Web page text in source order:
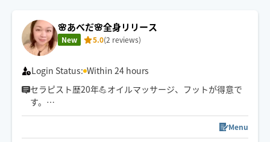
🌿時間内でボディ＋フェイシャルの組み合わせ🆗→【オ
イル＋フッド】で選択下さい
🌿簡易式ベッド（畳2畳分のスペース）持ち込み可能で
す。ご希望の場合は、″ベッド希望″とお書きください✨
🌸あべだ🌸全身リリース
New 5.0(2 reviews)
Login Status: Within 24 hours
セラピスト歴20年💪オイルマッサージ、フットが得意で
す。
1.5倍マット持参可⭐️
・長さ180cm×幅120cm
Menu